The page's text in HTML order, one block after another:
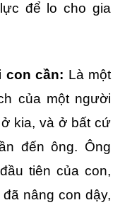
để lo cho gia
con cần: Là một
của một người
kia, và ở bất cứ
đến ông. Ông
tiên của con,
nâng con dậy,